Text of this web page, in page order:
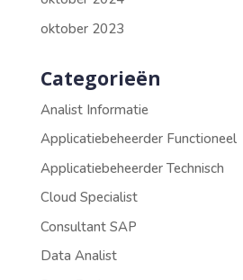
oktober 2023
Categorieën
Analist Informatie
Applicatiebeheerder Functioneel
Applicatiebeheerder Technisch
Cloud Specialist
Consultant SAP
Data Analist